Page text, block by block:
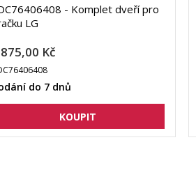
- Komplet dveří pro
LG
Kč
do 7 dnů